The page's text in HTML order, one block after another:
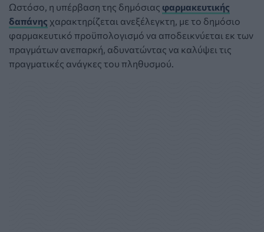
Ωστόσο, η υπέρβαση της δημόσιας φαρμακευτικής
δαπάνης χαρακτηρίζεται ανεξέλεγκτη, με το δημόσιο
φαρμακευτικό προϋπολογισμό να αποδεικνύεται εκ των
πραγμάτων ανεπαρκή, αδυνατώντας να καλύψει τις
πραγματικές ανάγκες του πληθυσμού.